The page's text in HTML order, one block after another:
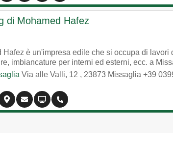
di Mohamed Hafez
Hafez è un'impresa edile che si occupa di
imbiancature per interni ed esterni, ecc. a
Via alle Valli, 12 , 23873 Missaglia +39